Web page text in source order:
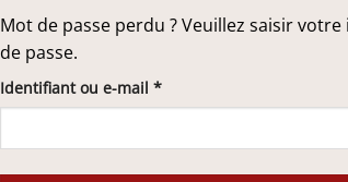
Mot de passe perdu ? Veuillez saisir
de passe.
Identifiant ou e-mail *Obligatoire